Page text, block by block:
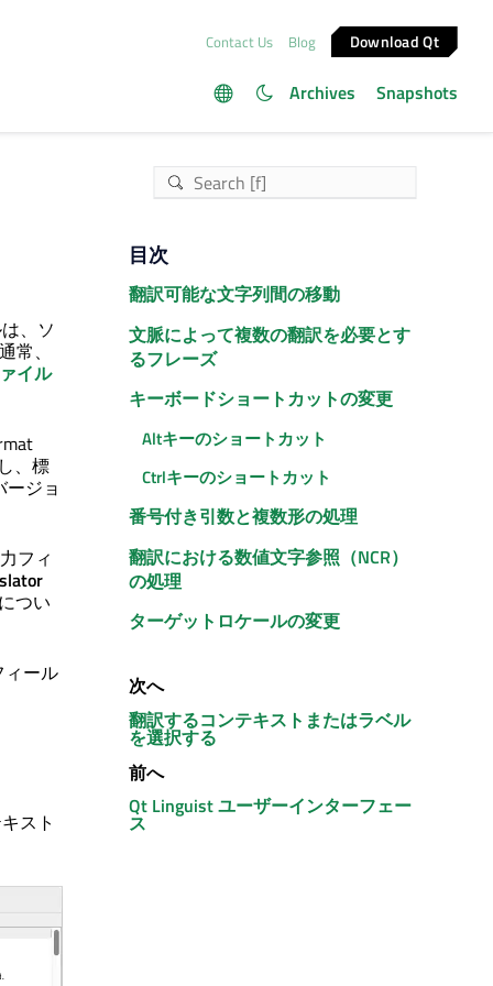
Contact Us Blog Download Qt
Archives Snapshots
、ソ
常、
イル
、標
ージョ
フィ
つい
ール
スト
目次
翻訳可能な文字列間の移動
文脈によって複数の翻訳を必要とす
るフレーズ
キーボードショートカットの変更
Altキーのショートカット
Ctrlキーのショートカット
番号付き引数と複数形の処理
翻訳における数値文字参照（NCR）
の処理
ターゲットロケールの変更
次へ
翻訳するコンテキストまたはラベル
を選択する
前へ
Qt Linguistユーザーインターフェー
ス